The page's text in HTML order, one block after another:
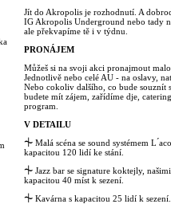
Jít do Akropolis je rozhodnutí. A
IG Akropolis Underground nebo tady
ale překvapíme tě i v týdnu.
PRONÁJEM
Můžeš si na svoji akci pronajmout
Jednotlivě nebo celé AU - na oslavy,
Nebo cokoliv dalšího, co bude souznít
budete mít zájem, zařídíme dje,
program.
V DETAILU
⏆ Malá scéna se sound systémem L
kapacitou 120 lidí ke stání.
⏆ Jazz bar se signature koktejly,
kapacitou 40 míst k sezení.
⏆ Kavárna s kapacitou 25 lidí k sezení.